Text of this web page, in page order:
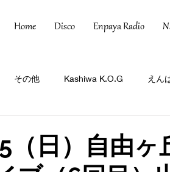
Home Disco Enpaya Radio
その他 Kashiwa K.O.G えん
（日）自由